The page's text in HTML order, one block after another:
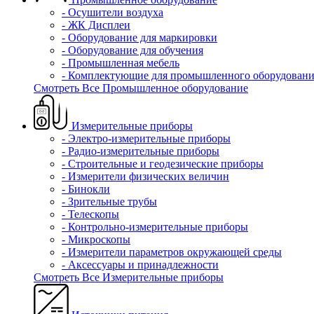
- Осушители воздуха
- ЖК Дисплеи
- Оборудование для маркировки
- Оборудование для обучения
- Промышленная мебель
- Комплектующие для промышленного
Смотреть Все Промышленное оборудование
Измерительные приборы
- Электро-измерительные приборы
- Радио-измерительные приборы
- Строительные и геодезические приборы
- Измерители физических величин
- Бинокли
- Зрительные трубы
- Телескопы
- Контрольно-измерительные приборы
- Микроскопы
- Измерители параметров окружающей среды
- Аксессуары и принадлежности
Смотреть Все Измерительные приборы